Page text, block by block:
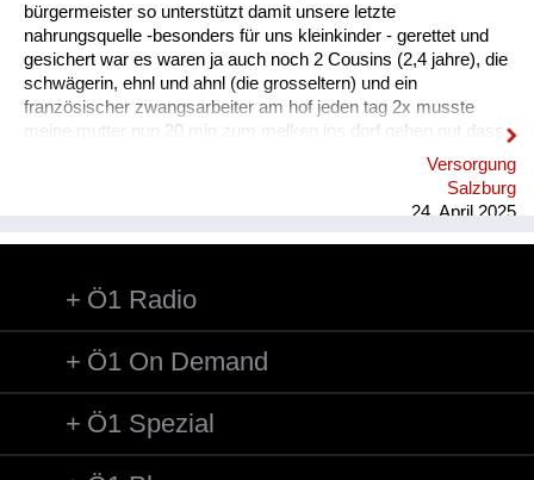
Fluchtgeschichten
Familiengeschichten
Schule und Ausbildung
bürgermeister so unterstützt damit unsere letzte
nahrungsquelle -besonders für uns kleinkinder - gerettet und
gesichert war es waren ja auch noch 2 Cousins (2,4 jahre), die
schwägerin, ehnl und ahnl (die grosseltern) und ein
französischer zwangsarbeiter am hof jeden tag 2x musste
meine mutter nun 20 min zum melken ins dorf gehen gut dass
wir eine so grosse familie waren und zusammen geholfen
haben die väter waren im krieg die frauen mussten alles alleine
Versorgung
Salzburg
24. April 2025
Ö1 Radio
Ö1 On Demand
Ö1 Spezial